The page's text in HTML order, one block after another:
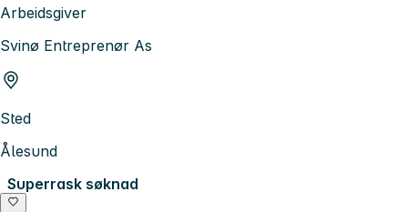
Arbeidsgiver
Svinø Entreprenør As
Sted
Ålesund
Superrask søknad